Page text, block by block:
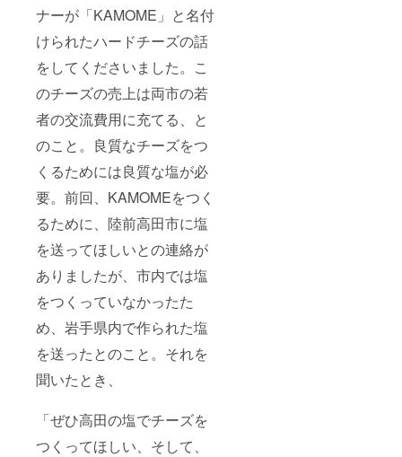
ナーが「KAMOME」と名付
けられたハードチーズの話
をしてくださいました。こ
のチーズの売上は両市の若
者の交流費用に充てる、と
のこと。良質なチーズをつ
くるためには良質な塩が必
要。前回、KAMOMEをつく
るために、陸前高田市に塩
を送ってほしいとの連絡が
ありましたが、市内では塩
をつくっていなかったた
め、岩手県内で作られた塩
を送ったとのこと。それを
聞いたとき、
「ぜひ高田の塩でチーズを
つくってほしい、そして、